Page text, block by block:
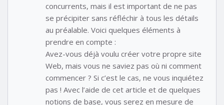
concurrents, mais il est important de ne pas
se précipiter sans réfléchir à tous les détails
au préalable. Voici quelques éléments à
prendre en compte :
Avez-vous déjà voulu créer votre propre site
Web, mais vous ne saviez pas où ni comment
commencer ? Si c’est le cas, ne vous inquiétez
pas ! Avec l’aide de cet article et de quelques
notions de base, vous serez en mesure de